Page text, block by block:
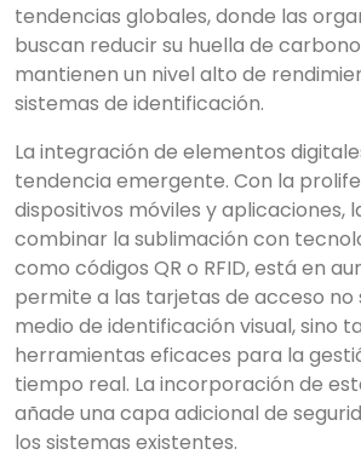
tendencias globales, donde las
buscan reducir su huella de
mantienen un nivel alto de
sistemas de identificación.
La integración de elementos
tendencia emergente. Con la
dispositivos móviles y aplicaciones,
combinar la sublimación con
como códigos QR o RFID, está en
permite a las tarjetas de acceso no
medio de identificación visual, sino
herramientas eficaces para la
tiempo real. La incorporación de
añade una capa adicional de
los sistemas existentes.